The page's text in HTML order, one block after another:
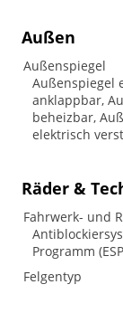
Außen
Außenspiegel
Außenspiegel
anklappbar,
beheizbar,
elektrisch
Räder &
Fahrwerk- und
Programm
Felgentyp